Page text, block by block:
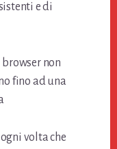
e di
non
fino ad una
volta che